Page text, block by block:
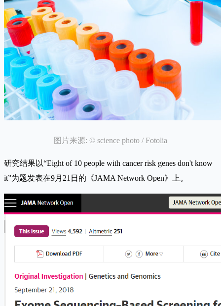
图片来源: © science photo / Fotolia
研究结果以“Eight of 10 people with cancer risk genes don't know
it”为题发表在9月21日的《JAMA Network Open》上。